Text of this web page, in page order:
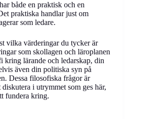
både en praktisk och en
praktiska handlar just om
som ledare.
vilka värderingar du tycker är
som skollagen och läroplanen
kring lärande och ledarskap, din
även din politiska syn på
Dessa filosofiska frågor är
i utrymmet som ges här,
fundera kring.